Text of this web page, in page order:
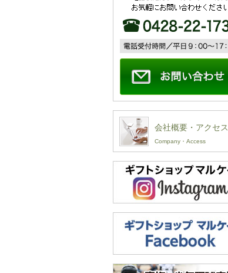
会社概要・アクセス
Company・Access